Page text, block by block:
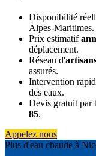
Disponibilité
Alpes-Maritimes.
Prix estimatif
déplacement.
Réseau d'
assurés.
Intervention
des eaux.
Devis gratuit par
85.
Appelez nous
Plus d'eau chaude à